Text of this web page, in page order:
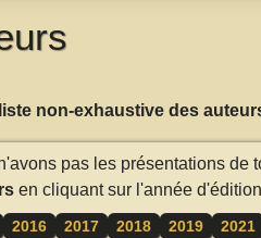
liste non-exhaustive des
pas les présentations de
en cliquant sur l'année
2016 2017 2018 2019 2021